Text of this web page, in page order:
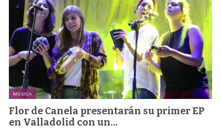
MÚSICA
Flor de Canela presentarán su primer EP
en Valladolid con un...